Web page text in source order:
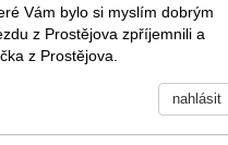
Vám bylo si myslím dobrým
z Prostějova zpříjemnili a
z Prostějova.
nahlásit